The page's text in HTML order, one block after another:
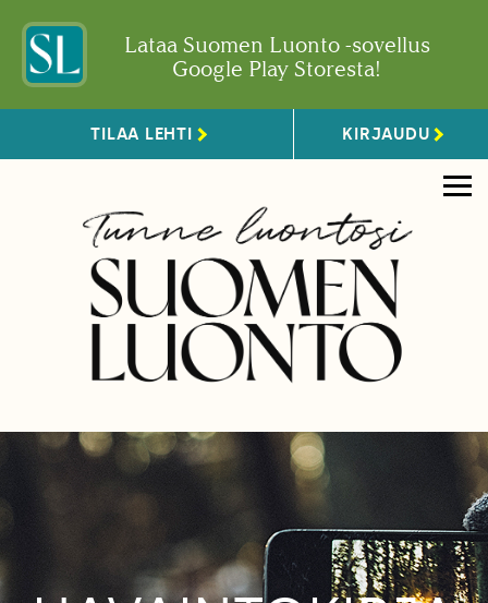
Lataa Suomen Luonto -sovellus
Google Play Storesta!
TILAA LEHTI KIRJAUDU